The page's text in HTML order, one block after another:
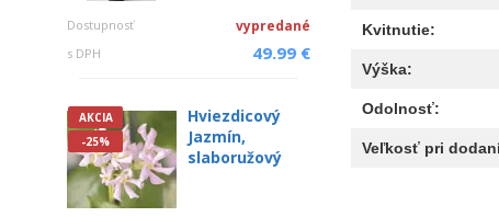
Dostupnosť vypredané
s DPH 49.99 €
AKCIA
-25%
Hviezdicový
Jazmín,
slaboružový
Kvitnutie:
Výška:
Odolnosť:
Veľkosť pri